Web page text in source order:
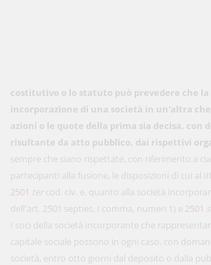
costitutivo o lo statuto può prevedere che la
incorporazione di una società in un'altra
azioni o le quote della prima sia decisa, con
risultante da atto pubblico, dai rispettivi
sempre che siano rispettate, con riferimento a
partecipanti alla fusione, le disposizioni di cui al
2501 tercod. civ. e, quanto alla società
dell'art. 2501 septies, I comma, numeri 1) e 2501
I soci della società incorporante che
capitale sociale possono in ogni caso, con
società, entro otto giorni dal deposito o dalla